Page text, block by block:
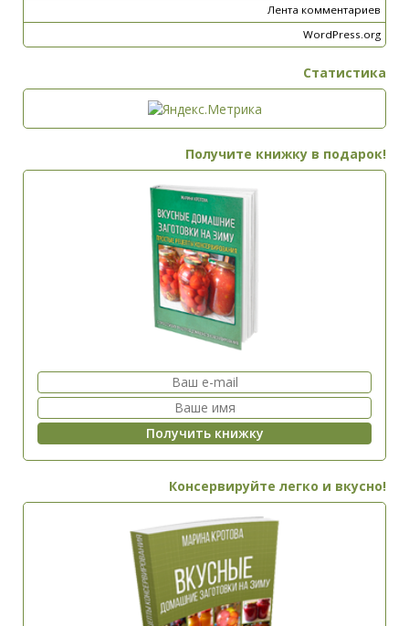
Лента комментариев
WordPress.org
Статистика
Получите книжку в подарок!
Консервируйте легко и вкусно!